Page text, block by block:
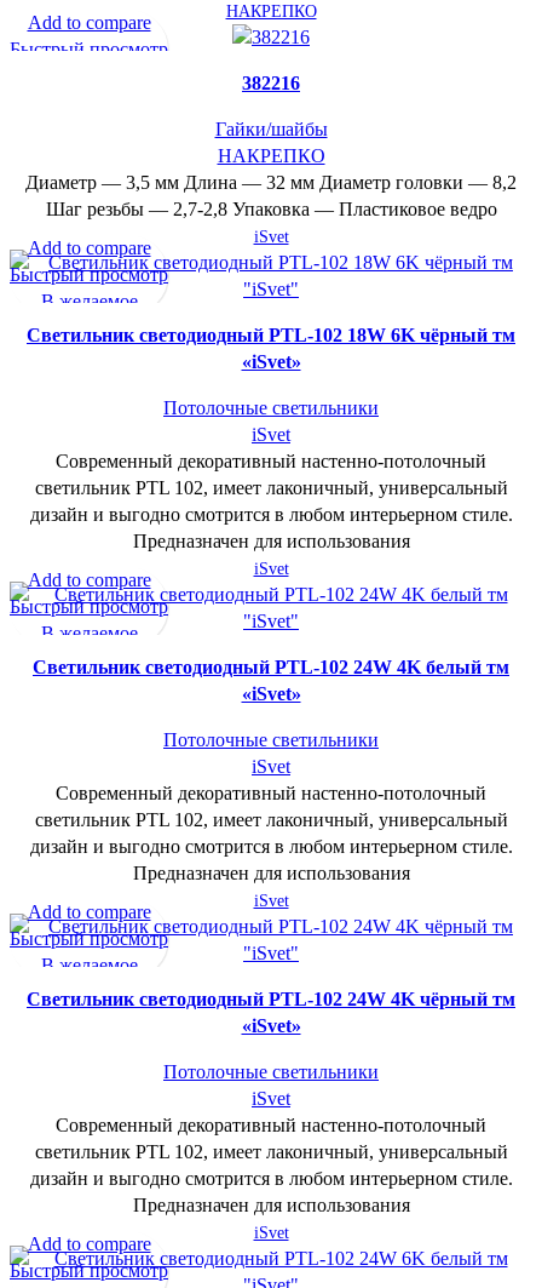
НАКРЕПКО
Add to compare
Быстрый просмотр
382216
Гайки/шайбы
НАКРЕПКО
Диаметр — 3,5 мм Длина — 32 мм Диаметр головки — 8,2
Шаг резьбы — 2,7-2,8 Упаковка — Пластиковое ведро
iSvet
Add to compare
Быстрый просмотр
В желаемое
Cветильник светодиодный PTL-102 18W 6K чёрный тм
«iSvet»
Потолочные светильники
iSvet
Современный декоративный настенно-потолочный
светильник PTL 102, имеет лаконичный, универсальный
дизайн и выгодно смотрится в любом интерьерном стиле.
Предназначен для использования
iSvet
Add to compare
Быстрый просмотр
В желаемое
Cветильник светодиодный PTL-102 24W 4K белый тм
«iSvet»
Потолочные светильники
iSvet
Современный декоративный настенно-потолочный
светильник PTL 102, имеет лаконичный, универсальный
дизайн и выгодно смотрится в любом интерьерном стиле.
Предназначен для использования
iSvet
Add to compare
Быстрый просмотр
В желаемое
Cветильник светодиодный PTL-102 24W 4K чёрный тм
«iSvet»
Потолочные светильники
iSvet
Современный декоративный настенно-потолочный
светильник PTL 102, имеет лаконичный, универсальный
дизайн и выгодно смотрится в любом интерьерном стиле.
Предназначен для использования
iSvet
Add to compare
Быстрый просмотр